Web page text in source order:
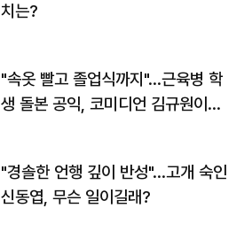
치는?
"속옷 빨고 졸업식까지"…근육병 학
생 돌본 공익, 코미디언 김규원이었
"경솔한 언행 깊이 반성"…고개 숙인
신동엽, 무슨 일이길래?